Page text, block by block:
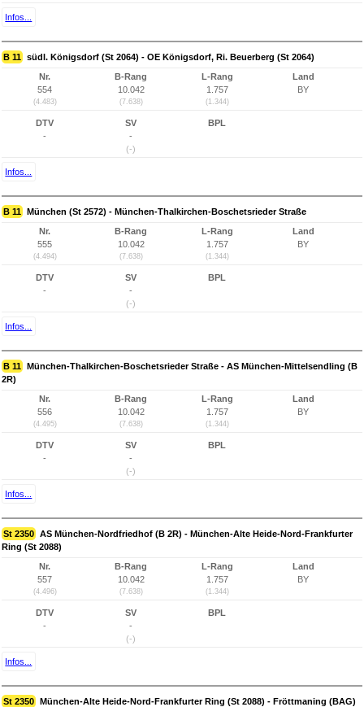
Infos...
B 11 südl. Königsdorf (St 2064) - OE Königsdorf, Ri. Beuerberg (St 2064)
Nr.
554
(4.483)
B-Rang
10.042
(7.638)
L-Rang
1.757
(1.344)
Land
BY
DTV
-
SV
-
(-)
BPL
Infos...
B 11 München (St 2572) - München-Thalkirchen-Boschetsrieder Straße
Nr.
555
(4.494)
B-Rang
10.042
(7.638)
L-Rang
1.757
(1.344)
Land
BY
DTV
-
SV
-
(-)
BPL
Infos...
B 11 München-Thalkirchen-Boschetsrieder Straße - AS München-Mittelsendling (B
2R)
Nr.
556
(4.495)
B-Rang
10.042
(7.638)
L-Rang
1.757
(1.344)
Land
BY
DTV
-
SV
-
(-)
BPL
Infos...
St 2350 AS München-Nordfriedhof (B 2R) - München-Alte Heide-Nord-Frankfurter
Ring (St 2088)
Nr.
557
(4.496)
B-Rang
10.042
(7.638)
L-Rang
1.757
(1.344)
Land
BY
DTV
-
SV
-
(-)
BPL
Infos...
St 2350 München-Alte Heide-Nord-Frankfurter Ring (St 2088) - Fröttmaning (BAG)